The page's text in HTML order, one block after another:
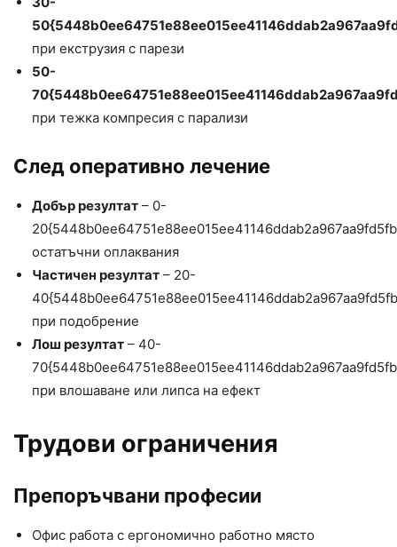
при екструзия с парези
50-
при тежка компресия с парализи
След оперативно лечение
Добър резултат – 0-
остатъчни оплаквания
Частичен резултат – 20-
при подобрение
Лош резултат – 40-
при влошаване или липса на ефект
Трудови ограничения
Препоръчвани професии
Офис работа с ергономично работно място